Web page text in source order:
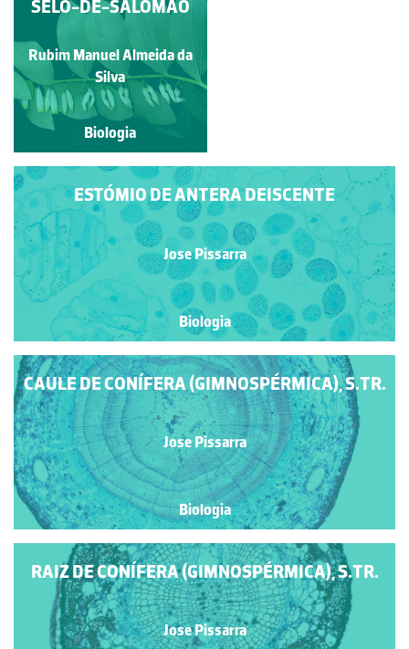
ÓVARIO DE AÇUCENA
EM SECÇÃO
TRANSVERSAL
Jose Pissarra
Biologia
ESTÓMIO DE ANTERA DEISCENTE
Jose Pissarra
Biologia
CAULE DE CONÍFERA (GIMNOSPÉRMICA), S.TR.
Jose Pissarra
Biologia
RAIZ DE CONÍFERA (GIMNOSPÉRMICA), S.TR.
Jose Pissarra
SELO-DE-SALOMÃO
Rubim Manuel Almeida da
Silva
Biologia